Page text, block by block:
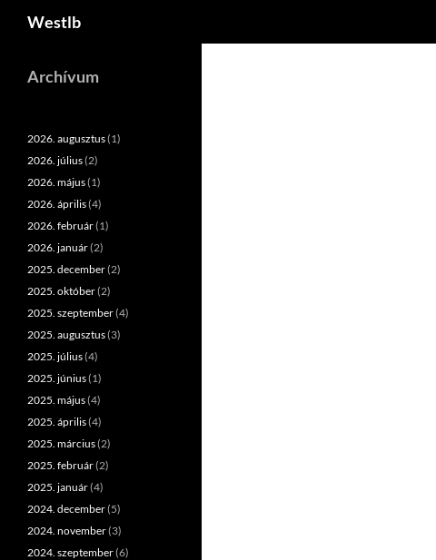
Westlb
Archívum
2026. augusztus(1)
2026. július(2)
2026. május(1)
2026. április(4)
2026. február(1)
2026. január(2)
2025. december(2)
2025. október(2)
2025. szeptember(4)
2025. augusztus(3)
2025. július(4)
2025. június(1)
2025. május(4)
2025. április(4)
2025. március(2)
2025. február(2)
2025. január(4)
2024. december(5)
2024. november(3)
2024. szeptember(6)